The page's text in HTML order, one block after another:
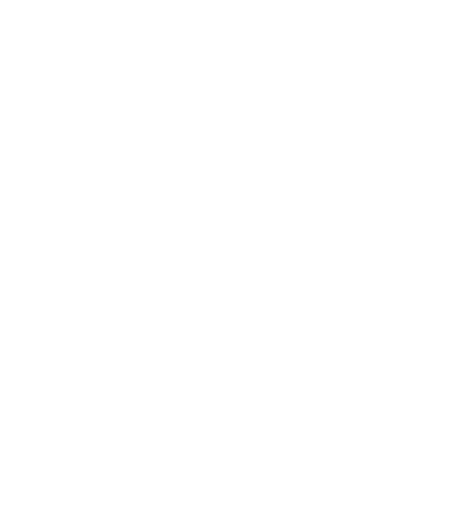
///
/// ЗНАМЕНИТОСТИ /// АКТЁРЫ ТОГДА И